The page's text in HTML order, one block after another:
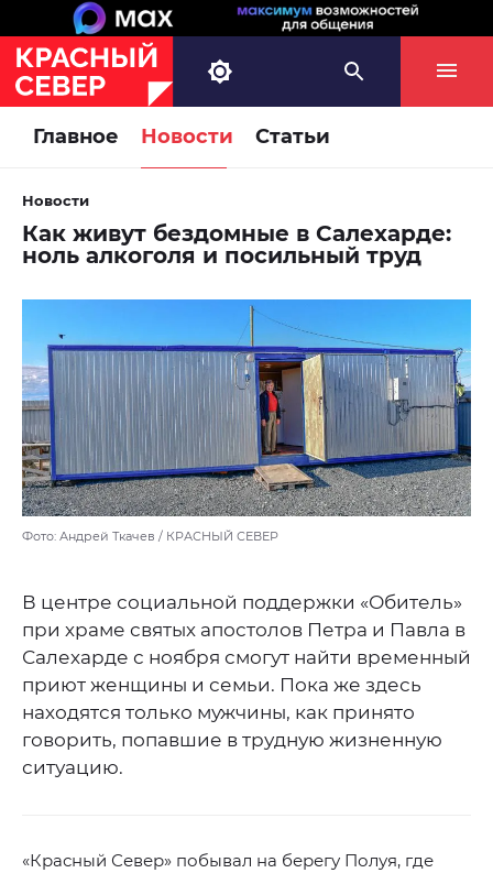
Главное Новости Статьи
Новости
Как живут бездомные в Салехарде:
ноль алкоголя и посильный труд
Фото: Андрей Ткачев / КРАСНЫЙ СЕВЕР
В центре социальной поддержки «Обитель»
при храме святых апостолов Петра и Павла в
Салехарде с ноября смогут найти временный
приют женщины и семьи. Пока же здесь
находятся только мужчины, как принято
говорить, попавшие в трудную жизненную
ситуацию.
«Красный Север» побывал на берегу Полуя, где